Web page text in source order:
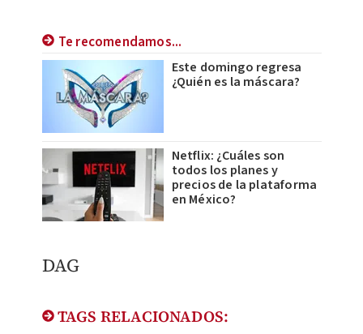
Te recomendamos...
Este domingo regresa
¿Quién es la máscara?
Netflix: ¿Cuáles son
todos los planes y
precios de la plataforma
en México?
DAG
TAGS RELACIONADOS: